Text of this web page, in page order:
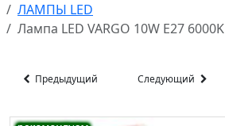
ЛАМПЫ LED
Лампа LED VARGO 10W E27
Предыдущий Следующий